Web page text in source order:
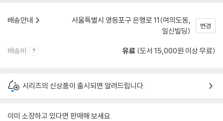
배송안내
서울특별시 영등포구 은행로 11(여의도동,
일신빌딩)
변경
배송비 유료 (도서 15,000원 이상 무료)
시리즈의 신상품이 출시되면 알려드립니다.
이미 소장하고 있다면 판매해 보세요.